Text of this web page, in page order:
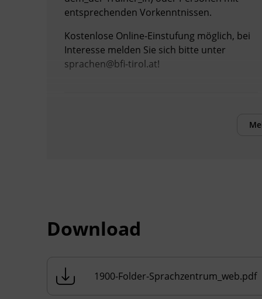
entsprechenden Vorkenntnissen.
Kostenlose Online-Einstufung möglich, bei
Interesse melden Sie sich bitte unter
sprachen@bfi-tirol.at!
Download
1900-Folder-Sprachzentrum_web.pdf